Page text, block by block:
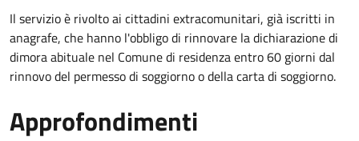
Il servizio è rivolto ai cittadini extracomunitari, già iscritti in
anagrafe, che hanno l'obbligo di rinnovare la dichiarazione di
dimora abituale nel Comune di residenza entro 60 giorni dal
rinnovo del permesso di soggiorno o della carta di soggiorno.
Approfondimenti